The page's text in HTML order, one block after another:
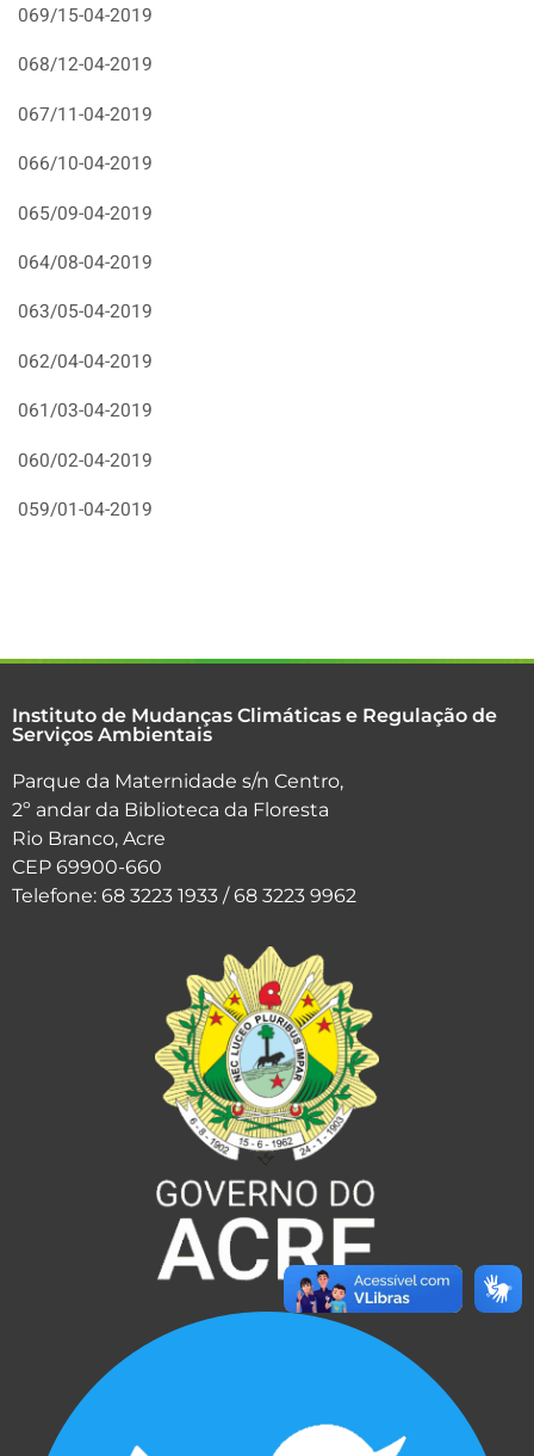
069/15-04-2019
068/12-04-2019
067/11-04-2019
066/10-04-2019
065/09-04-2019
064/08-04-2019
063/05-04-2019
062/04-04-2019
061/03-04-2019
060/02-04-2019
059/01-04-2019
Instituto de Mudanças Climáticas e Regulação de
Serviços Ambientais
Parque da Maternidade s/n Centro,
2º andar da Biblioteca da Floresta
Rio Branco, Acre
CEP 69900-660
Telefone: 68 3223 1933 / 68 3223 9962